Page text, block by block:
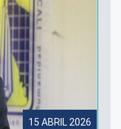
15 ABRIL 2026